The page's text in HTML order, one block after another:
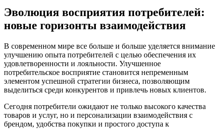
Эволюция восприятия потребителей:
новые горизонты взаимодействия
В современном мире все больше и больше уделяется внимание
улучшению опыта потребителей с целью обеспечения их
удовлетворенности и лояльности. Улучшенное
потребительское восприятие становится непременным
элементом успешной стратегии бизнеса, позволяющим
выделиться среди конкурентов и привлечь новых клиентов.
Сегодня потребители ожидают не только высокого качества
товаров и услуг, но и персонализации взаимодействия с
брендом, удобства покупки и простого доступа к